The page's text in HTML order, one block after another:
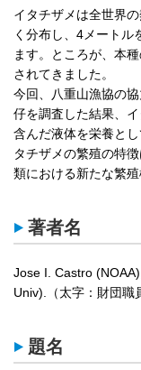
イタチザメは全世界
く分布し、4メートル
ます。ところが、本
されてきました。
今回、八重山漁協の
仔を調査した結果、
含んだ液体を栄養と
タチザメの繁殖の特
類における新たな繁
著者名
Jose I. Castro (NOAA),
Univ).（太字：財団職
題名